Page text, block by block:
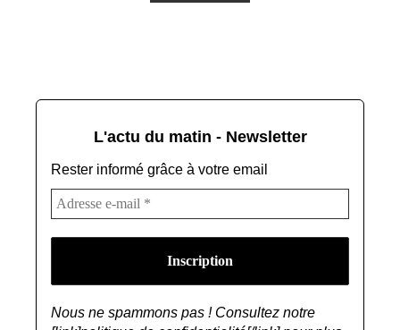
L'actu du matin - Newsletter
Rester informé grâce à votre email
Nous ne spammons pas ! Consultez notre